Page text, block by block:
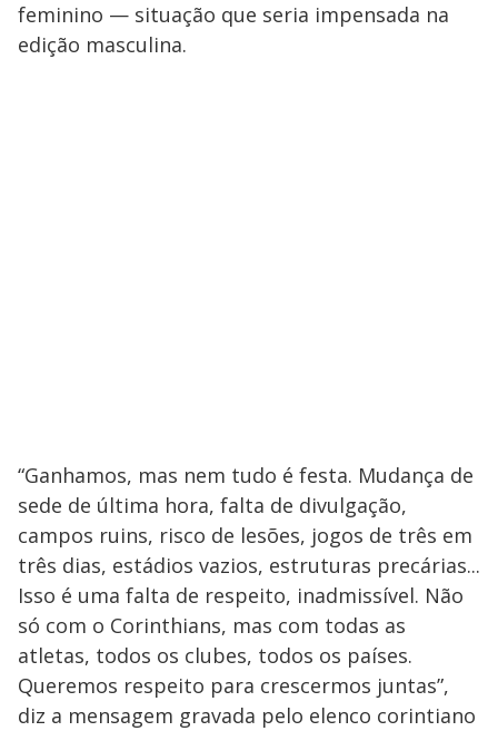
feminino — situação que seria impensada na
edição masculina.
“Ganhamos, mas nem tudo é festa. Mudança de
sede de última hora, falta de divulgação,
campos ruins, risco de lesões, jogos de três em
três dias, estádios vazios, estruturas precárias...
Isso é uma falta de respeito, inadmissível. Não
só com o Corinthians, mas com todas as
atletas, todos os clubes, todos os países.
Queremos respeito para crescermos juntas”,
diz a mensagem gravada pelo elenco corintiano